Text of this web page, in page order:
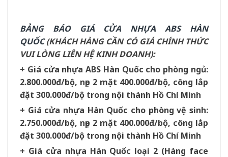
BẢNG BÁO GIÁ CỬA NHỰA ABS HÀN
QUỐC(KHÁCH HÀNG CẦN CÓ GIÁ CHÍNH THỨC
VUI LÒNG LIÊN HỆ KINH DOANH):
+ Giá cửa nhựa ABS Hàn Quốc cho phòng ngủ:
2.800.000đ/bộ, nẹp 2 mặt 400.000đ/bộ, công lắp
đặt 300.000đ/bộ trong nội thành Hồ Chí Minh
+ Giá cửa nhựa Hàn Quốc cho phòng vệ sinh:
2.750.000đ/bộ, nẹp 2 mặt 400.000đ/bộ, công lắp
đặt 300.000đ/bộ trong nội thành Hồ Chí Minh
+ Giá cửa nhựa Hàn Quốc loại 2 (Hàng face